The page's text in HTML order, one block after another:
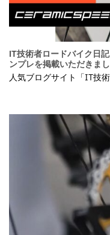
IT技術者ロードバイク日
ンプレを掲載いただきま
人気ブログサイト「IT技